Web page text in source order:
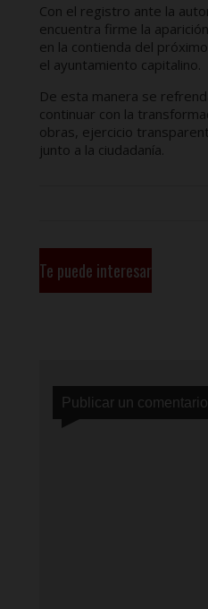
Con el registro ante la
encuentra firme la
en la contienda del
el ayuntamiento capitalino.
De esta manera se
continuar con la
obras, ejercicio
junto a la ciudadanía.
Te puede interesar
Publicar un comentario